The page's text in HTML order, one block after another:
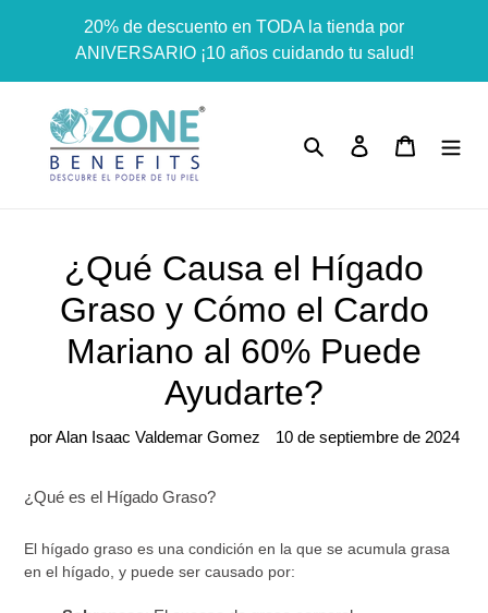
Dummy products title
Surat, Gujarat
directamente
contenido
20% de descuento en TODA la tienda por
ANIVERSARIO ¡10 años cuidando tu salud!
Buscar Ingresar Carrito
¿Qué Causa el Hígado
Graso y Cómo el Cardo
Mariano al 60% Puede
Ayudarte?
por Alan Isaac Valdemar Gomez 10 de septiembre de 2024
¿Qué es el Hígado Graso?
El hígado graso es una condición en la que se acumula grasa
en el hígado, y puede ser causado por: